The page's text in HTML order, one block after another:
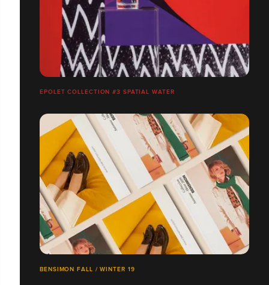
EPOLET COLLECTION #3 SPATIAL WATER
BENSIMON FALL / WINTER 19